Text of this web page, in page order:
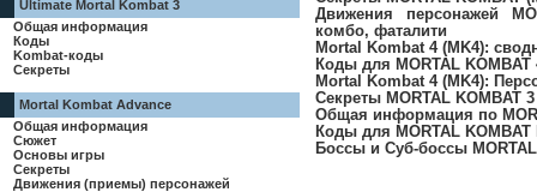
Ultimate Mortal Kombat 3
Общая информация
Коды
Kombat-коды
Секреты
Mortal Kombat Advance
Общая информация
Сюжет
Основы игры
Секреты
Движения (приемы) персонажей
Движения персонажей
комбо, фаталити
Mortal Kombat 4 (MK4):
Коды для MORTAL KOMBAT
Mortal Kombat 4 (MK4):
Секреты MORTAL KOMBAT 3
Общая информация по
Коды для MORTAL KOMBAT
Боссы и Суб-боссы